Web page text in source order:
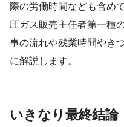
際の労働時間なども含め
圧ガス販売主任者第一種
事の流れや残業時間やき
に解説します。
いきなり最終結論